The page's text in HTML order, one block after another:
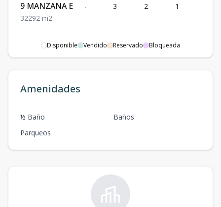
9 MANZANA E
32292 m2
- 3 2 1
Disponible Vendido Reservado Bloqueada
Amenidades
½ Baño
Baños
Parqueos